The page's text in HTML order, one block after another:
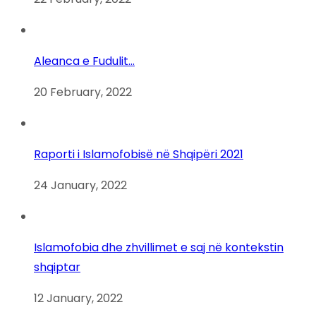
Aleanca e Fudulit…
20 February, 2022
Raporti i Islamofobisë në Shqipëri 2021
24 January, 2022
Islamofobia dhe zhvillimet e saj në kontekstin
shqiptar
12 January, 2022